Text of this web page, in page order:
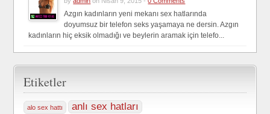
Azgın kadınların yeni mekanı sex hatlarında
doyumsuz bir telefon seks yaşamaya ne dersin. Azgın
kadınların hiç eksik olmadığı ve beylerin aramak için telefo...
Etiketler
alo sex hattı anlı sex hatları